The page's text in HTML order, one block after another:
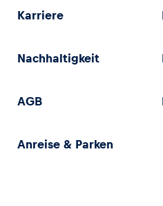
Karriere
Nachhaltigkeit
AGB
Anreise & Parken